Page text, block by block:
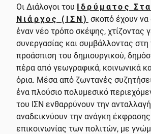
Οι Διάλογοι του Ιδρύματος
Νιάρχος (ΙΣΝ) σκοπό έχουν να
έναν νέο τρόπο σκέψης, χτίζοντας
συνεργασίας και συμβάλλοντας
προάσπιση του δημιουργικού,
πέρα από γεωγραφικά, κοινωνικά
όρια. Μέσα από ζωντανές
ένα πλούσιο πολυμεσικό
του ΙΣΝ ενθαρρύνουν την
αναδεικνύουν την ανάγκη έκφρασης
επικοινωνίας των πολιτών, με